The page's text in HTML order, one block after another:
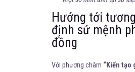
Hướng tới
định sứ mệnh
đồng
Với phương châm “Kiến tạo